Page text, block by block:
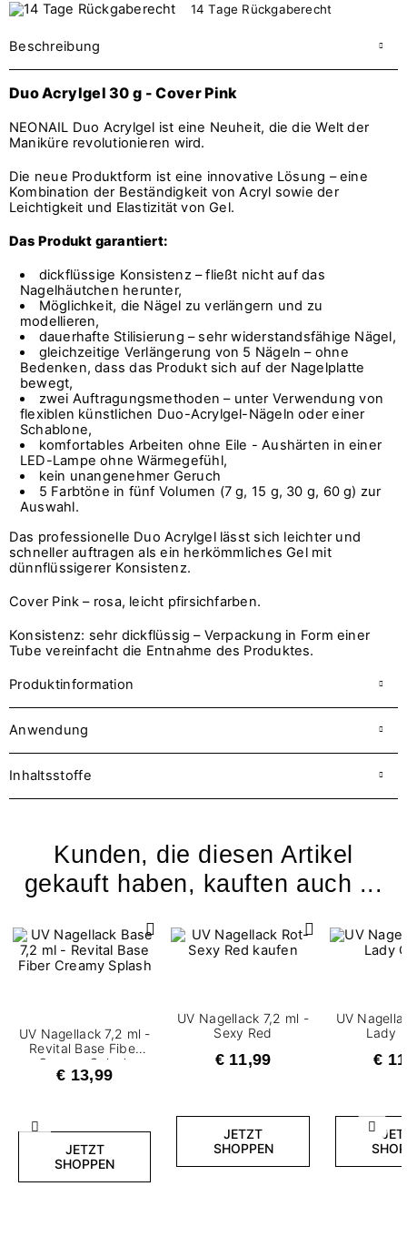
14 Tage Rückgaberecht
Beschreibung
Duo Acrylgel 30 g - Cover Pink
NEONAIL Duo Acrylgel ist eine Neuheit, die die Welt der
Maniküre revolutionieren wird.
Die neue Produktform ist eine innovative Lösung – eine
Kombination der Beständigkeit von Acryl sowie der
Leichtigkeit und Elastizität von Gel.
Das Produkt garantiert:
dickflüssige Konsistenz – fließt nicht auf das
Nagelhäutchen herunter,
Möglichkeit, die Nägel zu verlängern und zu
modellieren,
dauerhafte Stilisierung – sehr widerstandsfähige Nägel,
gleichzeitige Verlängerung von 5 Nägeln – ohne
Bedenken, dass das Produkt sich auf der Nagelplatte
bewegt,
zwei Auftragungsmethoden – unter Verwendung von
flexiblen künstlichen Duo-Acrylgel-Nägeln oder einer
Schablone,
komfortables Arbeiten ohne Eile - Aushärten in einer
LED-Lampe ohne Wärmegefühl,
kein unangenehmer Geruch
5 Farbtöne in fünf Volumen (7 g, 15 g, 30 g, 60 g) zur
Auswahl.
Das professionelle Duo Acrylgel lässt sich leichter und
schneller auftragen als ein herkömmliches Gel mit
dünnflüssigerer Konsistenz.
Cover Pink – rosa, leicht pfirsichfarben.
Konsistenz: sehr dickflüssig – Verpackung in Form einer
Tube vereinfacht die Entnahme des Produktes.
Produktinformation
Anwendung
Inhaltsstoffe
Kunden, die diesen Artikel
gekauft haben, kauften auch ...
Zurück
UV Nagellack 7,2 ml -
Revital Base Fiber
Creamy Splash
€ 13,99
JETZT
SHOPPEN
UV Nagellack 7,2 ml -
Sexy Red
€ 11,99
JETZT
SHOPPEN
UV
Lady
€